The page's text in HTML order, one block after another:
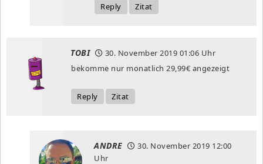
Reply Zitat
TOBI 30. November 2019 01:06 Uhr
bekomme nur monatlich 29,99€ angezeigt
Reply Zitat
ANDRE 30. November 2019 12:00
Uhr